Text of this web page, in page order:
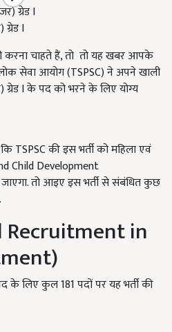
I
चाहते हैं, तो तो यह खबर आपके
सेवा आयोग (TSPSC) ने अपने खाली
I के पद को भरने के लिए योग्य
TSPSC की इस भर्ती को महिला एवं
Child Development
तो आइए इस भर्ती से संबंधित कुछ
Recruitment in
लिए कुल 181 पदों पर यह भर्ती की